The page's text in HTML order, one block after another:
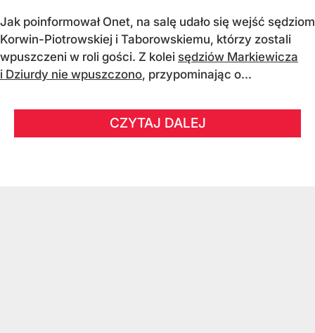
Jak poinformował Onet, na salę udało się wejść sędziom
Korwin-Piotrowskiej i Taborowskiemu, którzy zostali
wpuszczeni w roli gości. Z kolei sędziów Markiewicza
i Dziurdy nie wpuszczono, przypominając o...
CZYTAJ DALEJ